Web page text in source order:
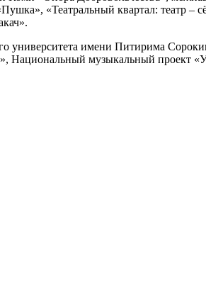
«Театральный квартал: театр –
имени Питирима
Национальный музыкальный проект